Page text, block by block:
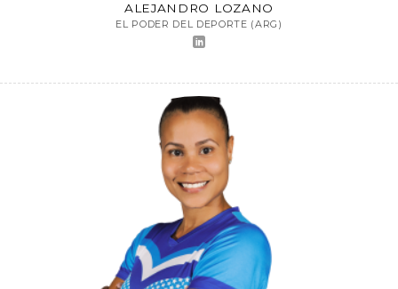
ALEJANDRO LOZANO
EL PODER DEL DEPORTE (ARG)